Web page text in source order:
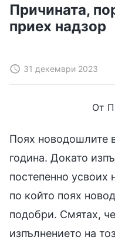
Причината,
приех надзор
31 декември 2023
От
Поях новодошлите
година. Докато
постепенно усвоих
по който поях
подобри. Смятах,
изпълнението на